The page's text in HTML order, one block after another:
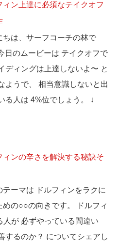
ィン上達に必須なテイクオフ
ちは、サーフコーチの林で
日のムービーは テイクオフで
ディングは上達しないよ〜 と
ようで、 相当意識しないと出
る人は 4%位でしょう。 ↓
ィンの辛さを解決する秘訣そ
テーマは ドルフィンをラクに
めの○○の向きです。 ドルフィ
人が 必ずやっている間違い
するのか？ についてシェアし